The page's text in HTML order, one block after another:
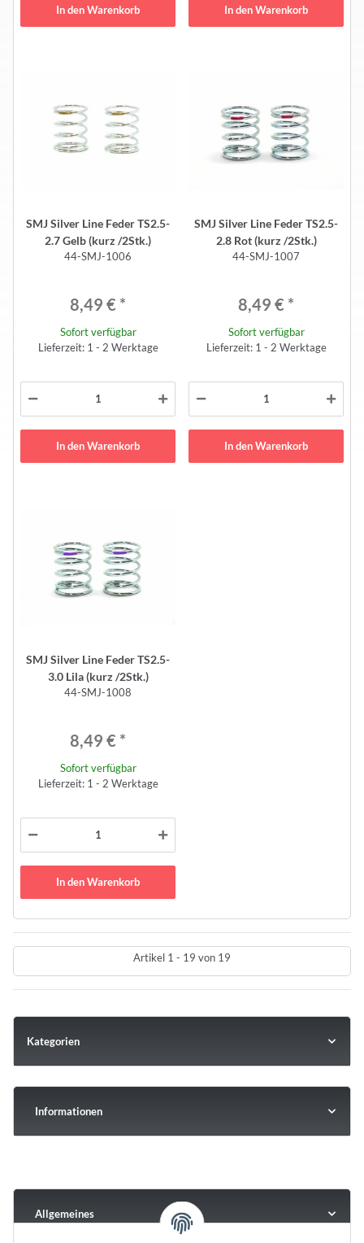
In den Warenkorb In den Warenkorb
SMJ Silver Line Feder TS2.5-
2.7 Gelb (kurz /2Stk.)
44-SMJ-1006
8,49 € *
Sofort verfügbar
Lieferzeit: 1 - 2 Werktage
In den Warenkorb
SMJ Silver Line Feder TS2.5-
2.8 Rot (kurz /2Stk.)
44-SMJ-1007
8,49 € *
Sofort verfügbar
Lieferzeit: 1 - 2 Werktage
In den Warenkorb
SMJ Silver Line Feder TS2.5-
3.0 Lila (kurz /2Stk.)
44-SMJ-1008
8,49 € *
Sofort verfügbar
Lieferzeit: 1 - 2 Werktage
In den Warenkorb
Artikel 1 - 19 von 19
Kategorien
Informationen
Allgemeines